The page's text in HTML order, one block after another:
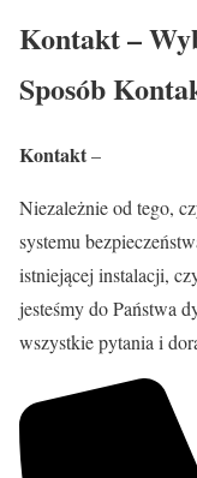
Kontakt –
Sposób
Kontakt–
Niezależnie od tego,
systemu
istniejącej instalacji,
jesteśmy do Państwa
wszystkie pytania i